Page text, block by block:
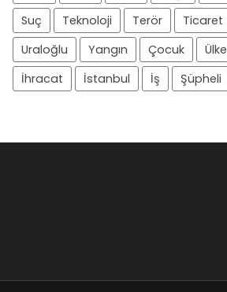
Suç
Teknoloji Terör Ticaret
Uraloğlu
Yangın Çocuk Ülke
İhracat
İstanbul İş Şüpheli